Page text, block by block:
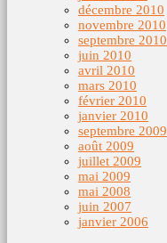
décembre 2010
novembre 2010
septembre 2010
juin 2010
avril 2010
mars 2010
février 2010
janvier 2010
septembre 2009
août 2009
juillet 2009
mai 2009
mai 2008
juin 2007
janvier 2006